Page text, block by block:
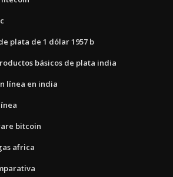
plata de 1 dólar 1957 b
básicos de plata india
línea en india
bitcoin
africa